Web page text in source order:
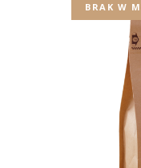
BRAK W